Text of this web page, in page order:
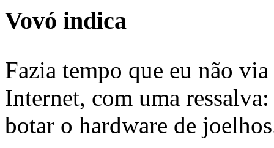
Vovó indica
Fazia tempo que eu não
Internet, com uma
botar o hardware de